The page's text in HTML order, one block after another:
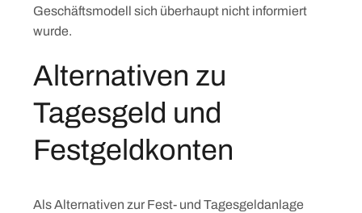
Geschäftsmodell sich überhaupt nicht informiert
wurde.
Alternativen zu
Tagesgeld und
Festgeldkonten
Als Alternativen zur Fest- und Tagesgeldanlage